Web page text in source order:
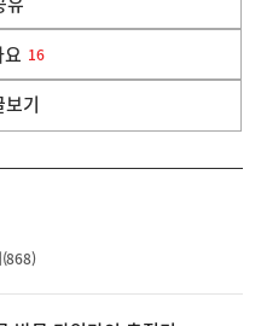
16
보기